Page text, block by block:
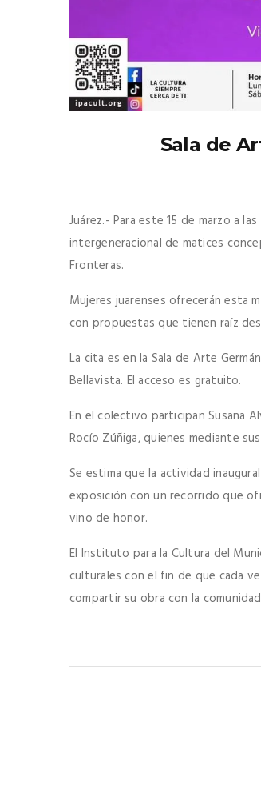
Sala de
Juárez.- Para este 15 de marzo a
intergeneracional de matices
Fronteras.
Mujeres juarenses ofrecerán esta
con propuestas que tienen raíz
La cita es en la Sala de Arte
Bellavista. El acceso es gratuito.
En el colectivo participan Susana
Rocío Zúñiga, quienes mediante
Se estima que la actividad
exposición con un recorrido que
vino de honor.
El Instituto para la Cultura del
culturales con el fin de que cada
compartir su obra con la